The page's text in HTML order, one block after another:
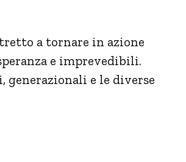
a tornare in azione
e imprevedibili.
generazionali e le diverse